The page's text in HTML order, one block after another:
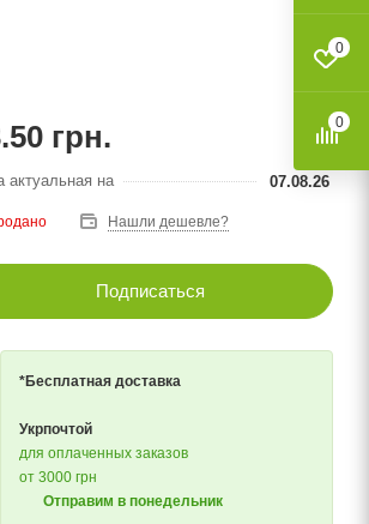
грн.
актуальная на 07.08.26
Нашли дешевле?
Подписаться
*Бесплатная доставка
Укрпочтой
для оплаченных заказов
от 3000 грн
Отправим в понедельник
0
0